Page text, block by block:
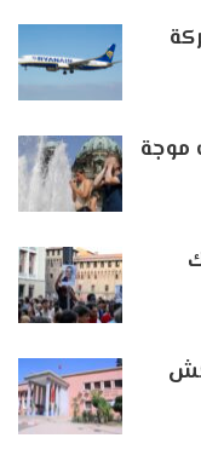
موجة